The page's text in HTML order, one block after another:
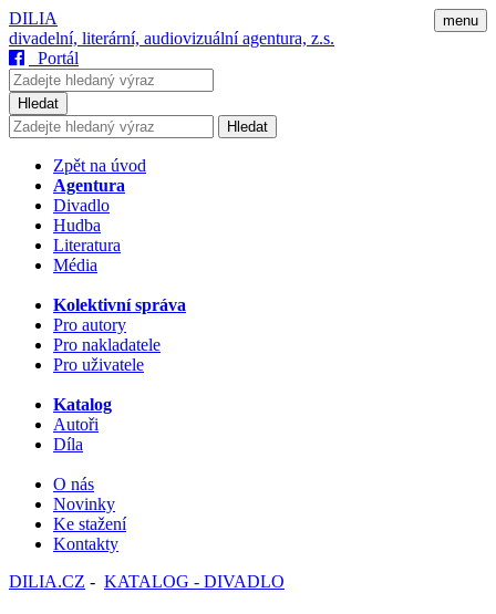
menu
DILIA
divadelní, literární, audiovizuální agentura, z.s.
Portál
Hledat
Hledat
Zpět na úvod
Agentura
Divadlo
Hudba
Literatura
Média
Kolektivní správa
Pro autory
Pro nakladatele
Pro uživatele
Katalog
Autoři
Díla
O nás
Novinky
Ke stažení
Kontakty
DILIA.CZ - KATALOG - DIVADLO